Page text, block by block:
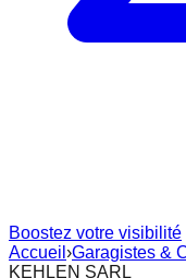
Boostez votre visibilité
Accueil ›Garagistes &
KEHLEN SARL